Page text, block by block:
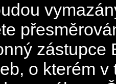
zástupce
o kterém